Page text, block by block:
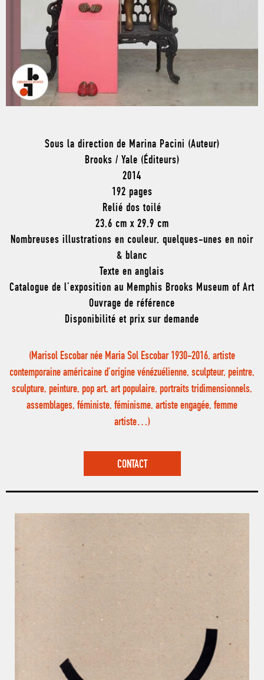
Sous la direction de Marina Pacini (Auteur)
Brooks / Yale (Éditeurs)
2014
192 pages
Relié dos toilé
23,6 cm x 29,9 cm
Nombreuses illustrations en couleur, quelques-unes en noir
& blanc
Texte en anglais
Catalogue de l’exposition au Memphis Brooks Museum of Art
Ouvrage de référence
Disponibilité et prix sur demande
(Marisol Escobar née Maria Sol Escobar 1930-2016, artiste
contemporaine américaine d’origine vénézuélienne, sculpteur, peintre,
sculpture, peinture, pop art, art populaire, portraits tridimensionnels,
assemblages, féministe, féminisme, artiste engagée, femme
artiste…)
CONTACT